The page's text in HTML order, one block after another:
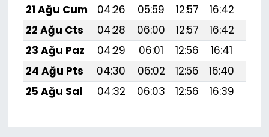
21 Ağu Cum
04:26 05:59 12:57 16:42
22 Ağu Cts
04:28 06:00 12:57 16:42
23 Ağu Paz
04:29 06:01 12:56 16:41
24 Ağu Pts
04:30 06:02 12:56 16:40
25 Ağu Sal
04:32 06:03 12:56 16:39